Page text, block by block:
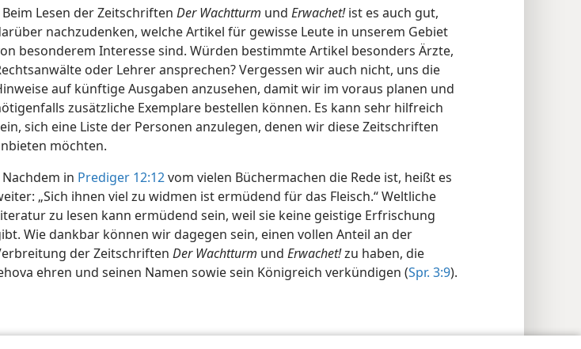
Beim Lesen der Zeitschriften Der Wachtturm und Erwachet!ist es auch gut,
nachzudenken, welche Artikel für gewisse Leute in unserem Gebiet
besonderem Interesse sind. Würden bestimmte Artikel besonders Ärzte,
oder Lehrer ansprechen? Vergessen wir auch nicht, uns die
auf künftige Ausgaben anzusehen, damit wir im voraus planen und
zusätzliche Exemplare bestellen können. Es kann sehr hilfreich
sich eine Liste der Personen anzulegen, denen wir diese Zeitschriften
möchten.
Nachdem in Prediger 12:12vom vielen Büchermachen die Rede ist, heißt es
„Sich ihnen viel zu widmen ist ermüdend für das Fleisch.“ Weltliche
zu lesen kann ermüdend sein, weil sie keine geistige Erfrischung
Wie dankbar können wir dagegen sein, einen vollen Anteil an der
der Zeitschriften Der Wachtturm und Erwachet!zu haben, die
ehren und seinen Namen sowie sein Königreich verkündigen (Spr. 3:9).